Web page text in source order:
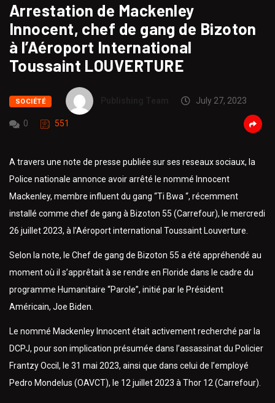
Arrestation de Mackenley
Innocent, chef de gang de Bizoton
à l’Aéroport International
Toussaint LOUVERTURE
SOCIÉTÉ July 27, 2023
0 551
A travers une note de presse publiée sur ses reseaux sociaux, la
Police nationale annonce avoir arrêté le nommé Innocent
Mackenley, membre influent du gang “Ti Bwa “, récemment
installé comme chef de gang à Bizoton 55 (Carrefour), le mercredi
26 juillet 2023, à l’Aéroport international Toussaint Louverture.
Selon la note, le Chef de gang de Bizoton 55 a été appréhendé au
moment où il s’apprêtait à se rendre en Floride dans le cadre du
programme Humanitaire “Parole”, initié par le Président
Américain, Joe Biden.
Le nommé Mackenley Innocent était activement recherché par la
DCPJ, pour son implication présumée dans l’assassinat du Policier
Frantzy Occil, le 31 mai 2023, ainsi que dans celui de l’employé
Pedro Mondelus (OAVCT), le 12 juillet 2023 à Thor 12 (Carrefour).